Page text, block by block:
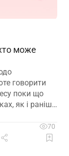
може
говорити
поки що
як і раніше,
70